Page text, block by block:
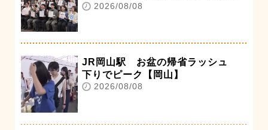
2026/08/08
JR岡山駅 お盆の帰省ラッシュ
下りでピーク【岡山】
2026/08/08